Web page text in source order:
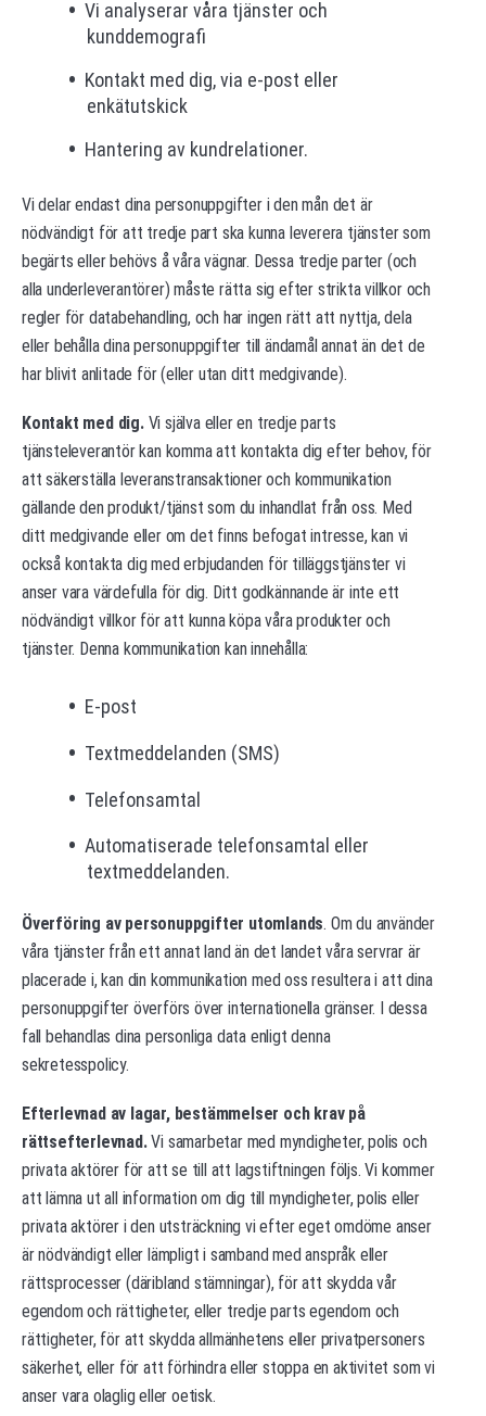
Vi analyserar våra tjänster och
kunddemografi
Kontakt med dig, via e-post eller
enkätutskick
Hantering av kundrelationer.
Vi delar endast dina personuppgifter i den mån det är
nödvändigt för att tredje part ska kunna leverera tjänster som
begärts eller behövs å våra vägnar. Dessa tredje parter (och
alla underleverantörer) måste rätta sig efter strikta villkor och
regler för databehandling, och har ingen rätt att nyttja, dela
eller behålla dina personuppgifter till ändamål annat än det de
har blivit anlitade för (eller utan ditt medgivande).
Kontakt med dig.Vi själva eller en tredje parts
tjänsteleverantör kan komma att kontakta dig efter behov, för
att säkerställa leveranstransaktioner och kommunikation
gällande den produkt/tjänst som du inhandlat från oss. Med
ditt medgivande eller om det finns befogat intresse, kan vi
också kontakta dig med erbjudanden för tilläggstjänster vi
anser vara värdefulla för dig. Ditt godkännande är inte ett
nödvändigt villkor för att kunna köpa våra produkter och
tjänster. Denna kommunikation kan innehålla:
E-post
Textmeddelanden (SMS)
Telefonsamtal
Automatiserade telefonsamtal eller
textmeddelanden.
Överföring av personuppgifter utomlands. Om du använder
våra tjänster från ett annat land än det landet våra servrar är
placerade i, kan din kommunikation med oss resultera i att dina
personuppgifter överförs över internationella gränser. I dessa
fall behandlas dina personliga data enligt denna
sekretesspolicy.
Efterlevnad av lagar, bestämmelser och krav på
rättsefterlevnad.Vi samarbetar med myndigheter, polis och
privata aktörer för att se till att lagstiftningen följs. Vi kommer
att lämna ut all information om dig till myndigheter, polis eller
privata aktörer i den utsträckning vi efter eget omdöme anser
är nödvändigt eller lämpligt i samband med anspråk eller
rättsprocesser (däribland stämningar), för att skydda vår
egendom och rättigheter, eller tredje parts egendom och
rättigheter, för att skydda allmänhetens eller privatpersoners
säkerhet, eller för att förhindra eller stoppa en aktivitet som vi
anser vara olaglig eller oetisk.